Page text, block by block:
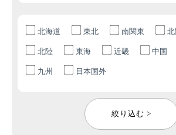
北海道 東北 南関東
北陸 東海 近畿 中国
九州 日本国外
絞り込む >